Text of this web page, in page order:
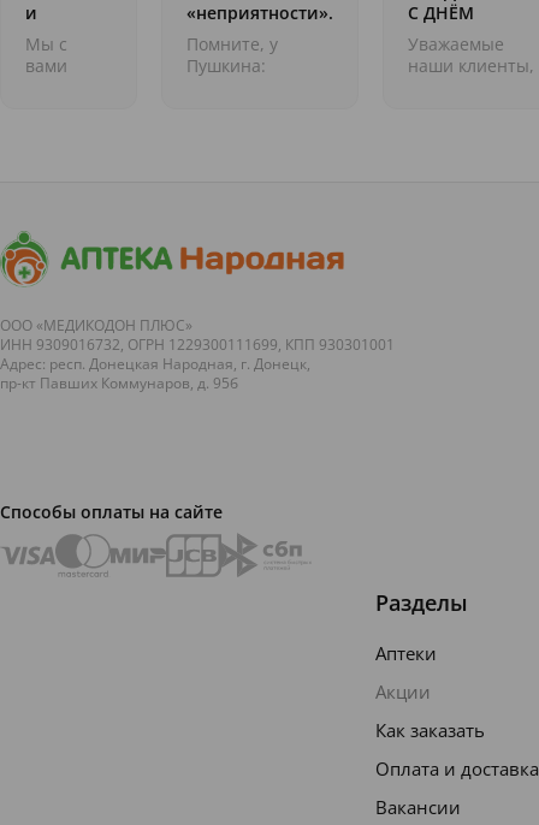
и
лекарства
Мы с
вами
друга.
Важная
тема, не
куда
важн...
«неприятности».
Комары
Помните, у
Пушкина:
С ДНЁМ
ЗАЩИТНИКА
ОТЕЧЕСТВА!
Уважаемые
наши клиенты,
ООО «МЕДИКОДОН ПЛЮС»
ИНН 9309016732, ОГРН 1229300111699, КПП 930301001
Адрес: респ. Донецкая Народная, г. Донецк,
пр-кт Павших Коммунаров, д. 95б
Способы оплаты на сайте
Разделы
Аптеки
Акции
Как заказать
Оплата и доставка
Вакансии